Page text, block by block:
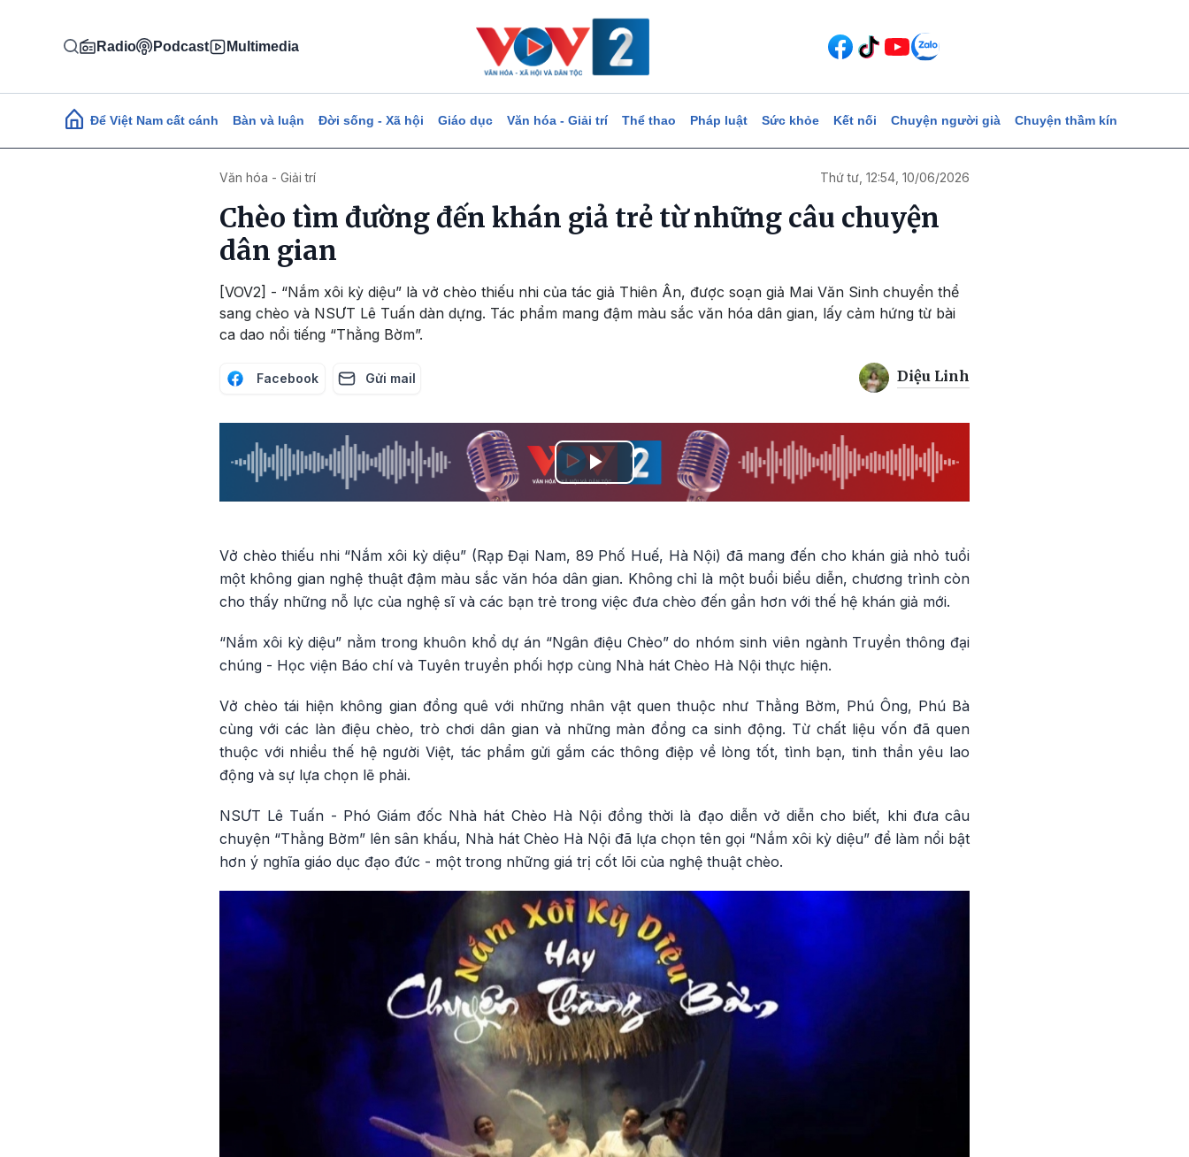
Radio Podcast Multimedia
Main navigation
Để Việt Nam cất cánh Bàn và luận Đời sống - Xã hội Giáo dục Văn hóa - Giải trí Thể thao Pháp luật Sức khỏe Kết nối Chuyện người già Chuyện thầm kín
Văn hóa - Giải trí Thứ tư, 12:54, 10/06/2026
Chèo tìm đường đến khán giả trẻ từ những câu chuyện
dân gian
[VOV2] - “Nắm xôi kỳ diệu” là vở chèo thiếu nhi của tác giả Thiên Ân, được soạn giả Mai Văn Sinh chuyển thể
sang chèo và NSƯT Lê Tuấn dàn dựng. Tác phẩm mang đậm màu sắc văn hóa dân gian, lấy cảm hứng từ bài
ca dao nổi tiếng “Thằng Bờm”.
Facebook Gửi mail Diệu Linh
Play
Vở chèo thiếu nhi “Nắm xôi kỳ diệu” (Rạp Đại Nam, 89 Phố Huế, Hà Nội) đã mang đến cho khán giả nhỏ tuổi
một không gian nghệ thuật đậm màu sắc văn hóa dân gian. Không chỉ là một buổi biểu diễn, chương trình còn
cho thấy những nỗ lực của nghệ sĩ và các bạn trẻ trong việc đưa chèo đến gần hơn với thế hệ khán giả mới.
“Nắm xôi kỳ diệu” nằm trong khuôn khổ dự án “Ngân điệu Chèo” do nhóm sinh viên ngành Truyền thông đại
chúng - Học viện Báo chí và Tuyên truyền phối hợp cùng Nhà hát Chèo Hà Nội thực hiện.
Vở chèo tái hiện không gian đồng quê với những nhân vật quen thuộc như Thằng Bờm, Phú Ông, Phú Bà
cùng với các làn điệu chèo, trò chơi dân gian và những màn đồng ca sinh động. Từ chất liệu vốn đã quen
thuộc với nhiều thế hệ người Việt, tác phẩm gửi gắm các thông điệp về lòng tốt, tình bạn, tinh thần yêu lao
động và sự lựa chọn lẽ phải.
NSƯT Lê Tuấn - Phó Giám đốc Nhà hát Chèo Hà Nội đồng thời là đạo diễn vở diễn cho biết, khi đưa câu
chuyện “Thằng Bờm” lên sân khấu, Nhà hát Chèo Hà Nội đã lựa chọn tên gọi “Nắm xôi kỳ diệu” để làm nổi bật
hơn ý nghĩa giáo dục đạo đức - một trong những giá trị cốt lõi của nghệ thuật chèo.